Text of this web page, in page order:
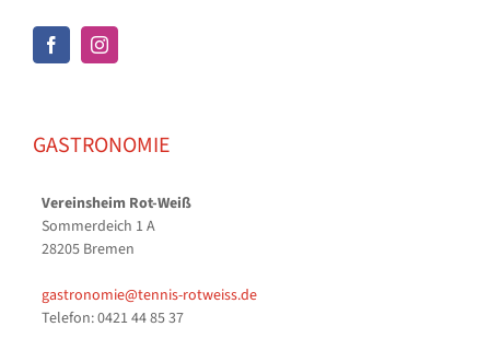
GASTRONOMIE
Vereinsheim Rot-Weiß
Sommerdeich 1 A
28205 Bremen
gastronomie@tennis-rotweiss.de
Telefon: 0421 44 85 37